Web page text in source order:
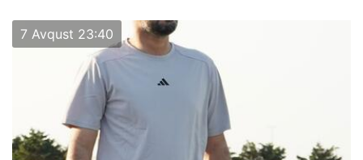
7 Avqust 23:40